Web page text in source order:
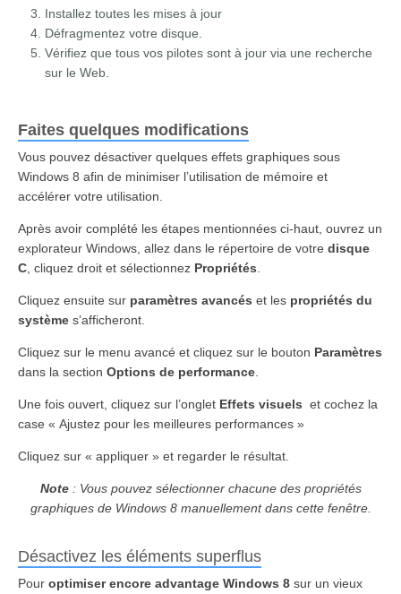
Installez toutes les mises à jour
Défragmentez votre disque.
Vérifiez que tous vos pilotes sont à jour via une recherche
sur le Web.
Faites quelques modifications
Vous pouvez désactiver quelques effets graphiques sous
Windows 8 afin de minimiser l’utilisation de mémoire et
accélérer votre utilisation.
Après avoir complété les étapes mentionnées ci-haut, ouvrez un
explorateur Windows, allez dans le répertoire de votre disque
C , cliquez droit et sélectionnez Propriétés
Cliquez ensuite sur paramètres avancés et les propriétés du
système s’afficheront.
Cliquez sur le menu avancé et cliquez sur le bouton Paramètres
dans la section Options de performance
Une fois ouvert, cliquez sur l’onglet Effets visuels et cochez la
case « Ajustez pour les meilleures performances »
Cliquez sur « appliquer » et regarder le résultat.
Note: Vous pouvez sélectionner chacune des propriétés
graphiques de Windows 8 manuellement dans cette fenêtre.
Désactivez les éléments superflus
Pour optimiser encore advantage Windows 8 sur un vieux